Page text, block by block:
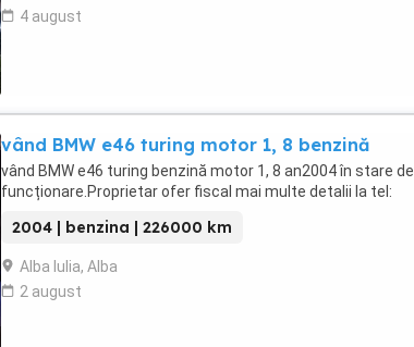
4 august
vând BMW e46 turing motor 1, 8 benzină
vând BMW e46 turing benzină motor 1, 8 an2004 în stare de
funcționare.Proprietar ofer fiscal mai multe detalii la tel:
2004 | benzina | 226000 km
Alba Iulia, Alba
2 august